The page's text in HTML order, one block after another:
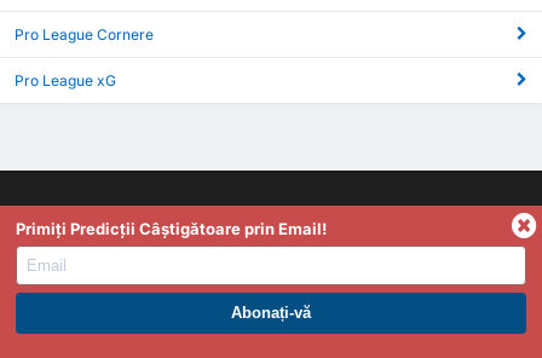
Pro League Cornere
Pro League xG
FootyStats este cea mai bună sursă de statistici cum ar fi
Goluri, Peste 2.5/Sub 2.5, Pauză/Final, date din timpul
meciului și multe asemenea. Dacă aveti întrebări, idei sau
ABONAȚI-VĂ LA PREMIUM. PROFITAȚI ACUM.
Primiți Predicții Câștigătoare prin Email!